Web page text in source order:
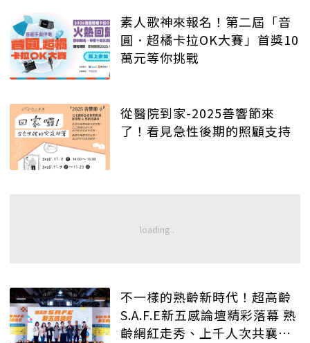
素人歌神來報名！第二屆「音
圓．超橘卡拉OK大賽」首獎10
萬元等你挑戰
從醫院到家-2025善響節來
了！看見急性後期的照顧支持
不一樣的熟齡新時代！超高齡
S.A.F.E新五感論壇精彩落幕 熟
齡網紅走秀、上千人次共襄盛